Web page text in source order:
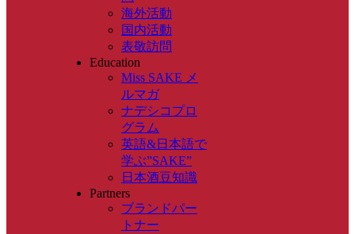
海外活動
国内活動
表敬訪問
Education
Miss SAKE メ
ルマガ
ナデシコプロ
グラム
英語&日本語で
学ぶ”SAKE”
日本酒豆知識
Partners
ブランドパー
トナー